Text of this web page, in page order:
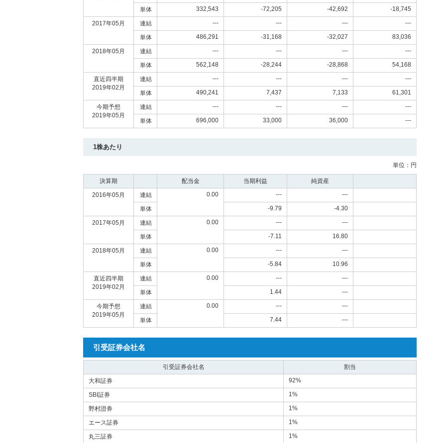
単体 332,543 -72,205 -42,692 -18,745
2017年05月 連結 --- --- --- ---
単体 486,291 -31,168 -32,027 83,036
2018年05月 連結 --- --- --- ---
単体 562,148 -28,244 -28,868 54,168
直近四半期
2019年02月
連結 --- --- --- ---
単体 490,241 7,437 7,133 61,301
今期予想
2019年05月
連結 --- --- --- ---
単体 696,000 33,000 36,000 ---
1株あたり
単位：円
決算期 配当金 当期利益
純資産
2016年05月
連結 0.00 --- ---
単体 -9.79 -4.30
2017年05月 連結 0.00 --- ---
単体 -7.11 16.80
2018年05月 連結 0.00 --- ---
単体 -5.84 10.96
直近四半期
2019年02月
連結 0.00 --- ---
単体 1.44 ---
今期予想
2019年05月
連結 0.00 --- ---
単体 7.44 ---
引受証券会社名
引受証券会社名
割当
大和証券
92%
SBI証券 1%
野村證券 1%
エース証券 1%
丸三証券 1%